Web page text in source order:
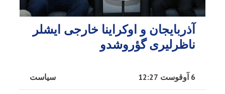
آذربایجان و اوکراینا خارجی ایشلر
ناظرلیری گؤروشدو
سیاست 6 آوقوست 12:27